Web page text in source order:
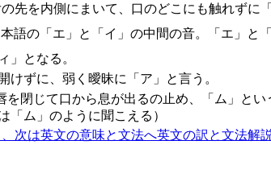
の先を内側にまいて、口のどこにも触れずに
本語の「エ」と「イ」の中間の音。「エ」と
」となる。
けずに、弱く曖昧に「ア」と言う。
を閉じて口から息が出るの止め、「ム」と
「ム」のように聞こえる）
次は英文の意味と文法へ英文の訳と文法解